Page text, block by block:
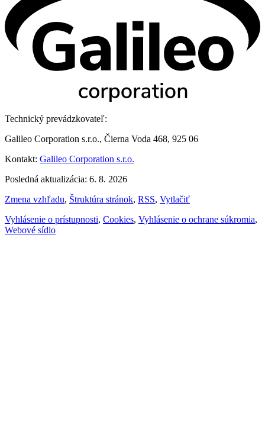
Technický prevádzkovateľ:
Galileo Corporation s.r.o., Čierna Voda 468, 925 06
Kontakt: Galileo Corporation s.r.o.
Posledná aktualizácia: 6. 8. 2026
Zmena vzhľadu, Štruktúra stránok, RSS, Vytlačiť
Vyhlásenie o prístupnosti, Cookies, Vyhlásenie o ochrane súkromia,
Webové sídlo